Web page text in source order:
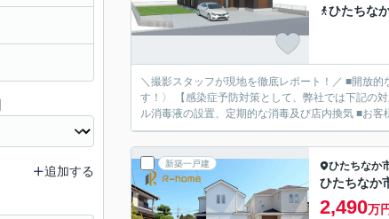
ひたちな
＼撮影スタッフが現地を徹底レポート！／ ■開放
す！〉 【感染症予防対策として、弊社では下記の
ル消毒液の設置、定期的な消毒及び店内換気 ■お
新築一戸建 ひたちなか
ひたちな
2,490万
追加する